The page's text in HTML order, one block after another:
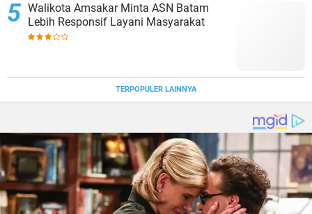
Walikota Amsakar Minta ASN Batam
Lebih Responsif Layani Masyarakat
TERPOPULER LAINNYA